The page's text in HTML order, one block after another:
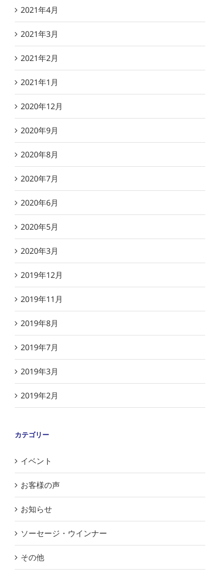
2021年4月
2021年3月
2021年2月
2021年1月
2020年12月
2020年9月
2020年8月
2020年7月
2020年6月
2020年5月
2020年3月
2019年12月
2019年11月
2019年8月
2019年7月
2019年3月
2019年2月
カテゴリー
イベント
お客様の声
お知らせ
ソーセージ・ウインナー
その他